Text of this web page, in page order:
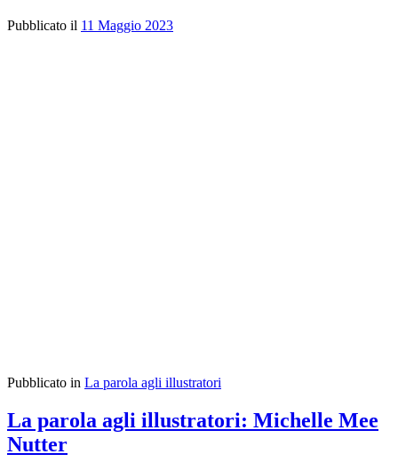
Pubblicato il 11 Maggio 2023
Pubblicato in La parola agli illustratori
La parola agli illustratori: Michelle Mee
Nutter